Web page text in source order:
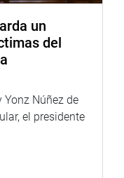
un
del
Núñez de
el presidente